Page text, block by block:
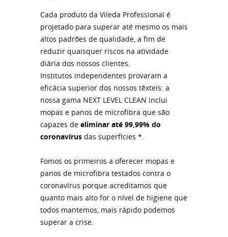
Cada produto da Vileda Professional é
projetado para superar até mesmo os mais
altos padrões de qualidade, a fim de
reduzir quaisquer riscos na atividade
diária dos nossos clientes.
Institutos independentes provaram a
eficácia superior dos nossos têxteis: a
nossa gama NEXT LEVEL CLEAN inclui
mopas e panos de microfibra que são
capazes de eliminar até 99,99% do
coronavírus das superfícies *.
Fomos os primeiros a oferecer mopas e
panos de microfibra testados contra o
coronavírus porque acreditamos que
quanto mais alto for o nível de higiene que
todos mantemos, mais rápido podemos
superar a crise.